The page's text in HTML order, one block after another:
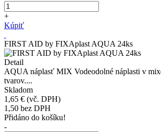
+
Kúpiť
FIRST AID by FIXAplast AQUA 24ks
Detail
AQUA náplasť MIX Vodeodolné náplasti v
tvarov....
Skladom
1,65 € (vč. DPH)
1,50 bez DPH
Přidáno do košíku!
-